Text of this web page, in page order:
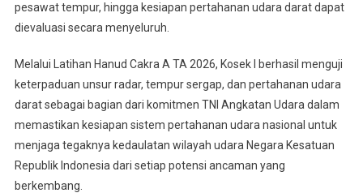
pesawat tempur, hingga kesiapan pertahanan udara darat dapat
dievaluasi secara menyeluruh.
Melalui Latihan Hanud Cakra A TA 2026, Kosek I berhasil menguji
keterpaduan unsur radar, tempur sergap, dan pertahanan udara
darat sebagai bagian dari komitmen TNI Angkatan Udara dalam
memastikan kesiapan sistem pertahanan udara nasional untuk
menjaga tegaknya kedaulatan wilayah udara Negara Kesatuan
Republik Indonesia dari setiap potensi ancaman yang
berkembang.